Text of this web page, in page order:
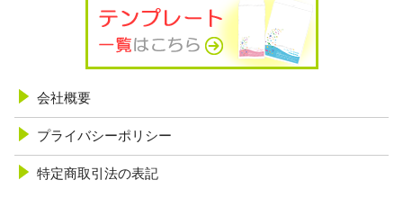
会社概要
プライバシーポリシー
特定商取引法の表記